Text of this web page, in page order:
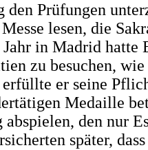
den Prüfungen
lesen, die
in Madrid hatte
zu besuchen,
er seine
Medaille
abspielen, den nur
später,